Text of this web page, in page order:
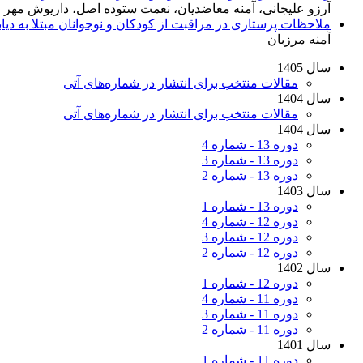
آرزو علیجانی، آمنه معاضدیان، نعمت ستوده اصل، داریوش مهر
ملاحظات پرستاری در مراقبت از کودکان و نوجوانان مبتلا به
آمنه مرزبان
سال 1405
مقالات منتخب برای انتشار در شماره‌های آتی
سال 1404
مقالات منتخب برای انتشار در شماره‌های آتی
سال 1404
دوره 13 - شماره 4
دوره 13 - شماره 3
دوره 13 - شماره 2
سال 1403
دوره 13 - شماره 1
دوره 12 - شماره 4
دوره 12 - شماره 3
دوره 12 - شماره 2
سال 1402
دوره 12 - شماره 1
دوره 11 - شماره 4
دوره 11 - شماره 3
دوره 11 - شماره 2
سال 1401
دوره 11 - شماره 1